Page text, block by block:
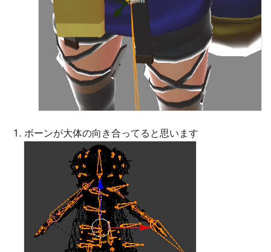
ボーンが大体の向き合ってると思います